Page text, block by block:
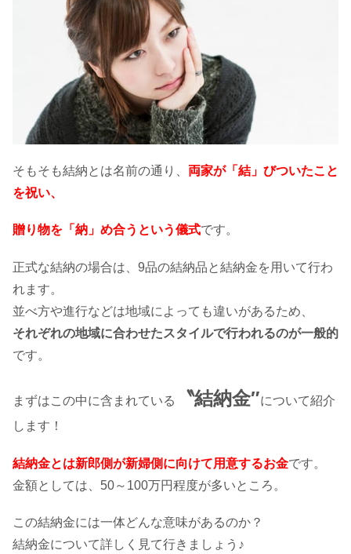
る５つの選び方は？
入籍後の住民票！別居が続く場合はそ
のままでもいいの？
例文を相手別で紹介！
入籍日で税金対策！メリットがあるっ
てホント？
婚姻届の証人は代筆しても良いの？
そもそも結納とは名前の通り、 両家が「結」びついたこと
を祝い、
贈り物を「納」め合うという儀式です。
正式な結納の場合は、9品の結納品と結納金を用いて行わ
れます。
並べ方や進行などは地域によっても違いがあるため、
それぞれの地域に合わせたスタイルで行われるのが一般的
です。
まずはこの中に含まれている 〝結納金″について紹介
します！
結納金とは新郎側が新婦側に向けて用意するお金です。
金額としては、50～100万円程度が多いところ。
この結納金には一体どんな意味があるのか？
結納金について詳しく見て行きましょう♪